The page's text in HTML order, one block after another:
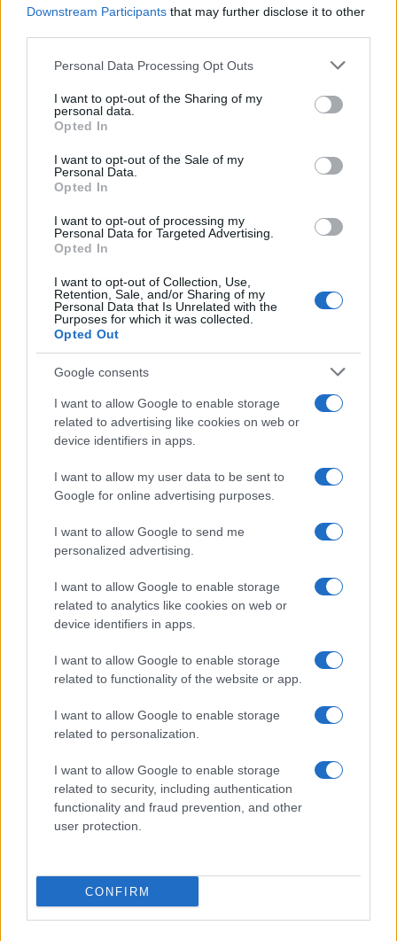
Downstream Participants that may further disclose it to other
Please note that this website/app uses one or more Google
not limited to your visit or usage behaviour. You may click to
grant or deny consent to Google and its third-party tags to
use your data for below specified purposes in below Google
consent section.
Personal Data Processing Opt Outs
I want to opt-out of the Sharing of my
personal data.
Opted In
I want to opt-out of the Sale of my
Personal Data.
Opted In
I want to opt-out of processing my
Personal Data for Targeted Advertising.
Opted In
I want to opt-out of Collection, Use,
Retention, Sale, and/or Sharing of my
Personal Data that Is Unrelated with the
Purposes for which it was collected.
Opted Out
Google consents
I want to allow Google to enable storage
related to advertising like cookies on web or
device identifiers in apps.
I want to allow my user data to be sent to
Google for online advertising purposes.
I want to allow Google to send me
personalized advertising.
I want to allow Google to enable storage
related to analytics like cookies on web or
device identifiers in apps.
I want to allow Google to enable storage
related to functionality of the website or app.
I want to allow Google to enable storage
related to personalization.
I want to allow Google to enable storage
related to security, including authentication
functionality and fraud prevention, and other
user protection.
CONFIRM
doratura. Servi con hummus e pita per
Dolci dal mondo: dessert etnici da non
perdere
I dessert etnici sono un capitolo a parte. Dalla
baklava turca, ricca di noci e sciroppo, ai mochi
giapponesi, dolcetti di riso ripieni di pasta di fagioli
parlarti di un dolce che ho scoperto in Indonesia: il
klepon, delle palline di riso glutinoso ripiene di
zucchero di palma e avvolte nel cocco grattugiato.
Prova a farli a casa e vedrai che bellezza!
200 g di farina di riso glutinoso
100 ml di acqua
Cocco grattugiato per guarnire
di palma all’interno. Cuocile in acqua bollente fino a
quando non vengono a galla. Passale nel cocco
grattugiato e gustale calde. Sarà un’esperienza
dolce e indimenticabile!
Conclusioni: la cucina etnica come
viaggio sensoriale